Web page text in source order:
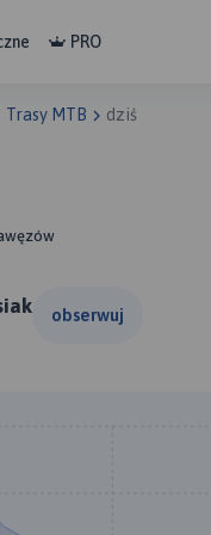
PRO
Trasy MTB dziś
obserwuj